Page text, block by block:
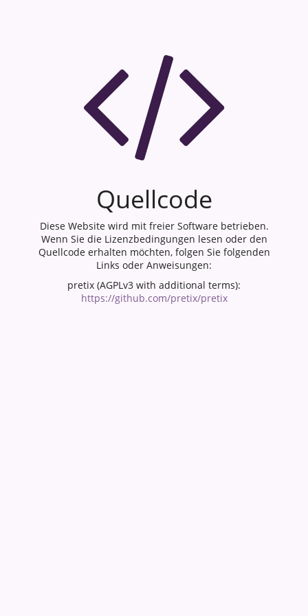
Quellcode
Diese Website wird mit freier Software betrieben.
Wenn Sie die Lizenzbedingungen lesen oder den
Quellcode erhalten möchten, folgen Sie folgenden
Links oder Anweisungen:
pretix (AGPLv3 with additional terms):
https://github.com/pretix/pretix